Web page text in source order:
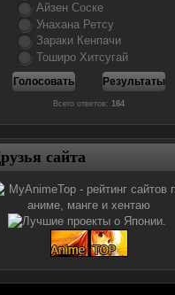
Айзен Соске
Унахана Ретсу
Зараки Кенпачи
Тоширо Хитсугай
Всего ответов:184
сайта